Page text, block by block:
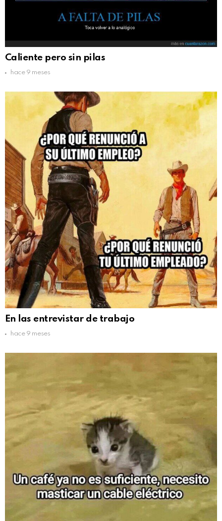
Caliente pero sin pilas
hace 9 meses
En las entrevistar de trabajo
hace 9 meses